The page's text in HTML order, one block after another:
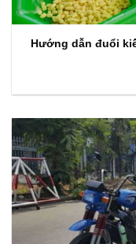
Hướng dẫn đuổi